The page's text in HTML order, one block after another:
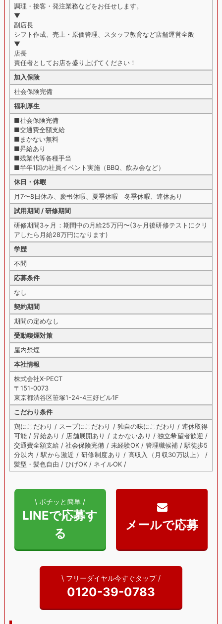
調理・接客・発注業務などをお任せします。
▼
副店長
シフト作成、売上・原価管理、スタッフ教育など店舗運営全般
▼
店長
責任者としてお店を盛り上げてください！
加入保険
社会保険完備
福利厚生
■社会保険完備
■交通費全額支給
■まかない無料
■昇給あり
■残業代等各種手当
■半年1回の社員イベント実施（BBQ、飲み会など）
休日・休暇
月7〜8日休み、慶弔休暇、夏季休暇 冬季休暇、連休あり
試用期間 / 研修期間
研修期間3ヶ月：期間中の月給25万円〜(3ヶ月後研修テストにクリ
アしたら月給28万円になります)
学歴
不問
応募条件
なし
契約期間
期間の定めなし
受動喫煙対策
屋内禁煙
本社情報
株式会社X-PECT
〒151-0073
東京都渋谷区笹塚1-24-4三好ビル1F
こだわり条件
鶏にこだわり / スープにこだわり / 独自の味にこだわり / 連休取得
可能 / 昇給あり / 店舗展開あり / まかないあり / 独立希望者歓迎 /
交通費全額支給 / 社会保険完備 / 未経験OK / 管理職候補 / 駅徒歩5
分以内 / 駅から激近 / 研修制度あり / 高収入（月収30万以上） /
髪型・髪色自由 / ひげOK / ネイルOK /
\ ポチッと簡単 /
LINEで応募す
る
\ フリーダイヤル今すぐタップ /
0120-39-0783